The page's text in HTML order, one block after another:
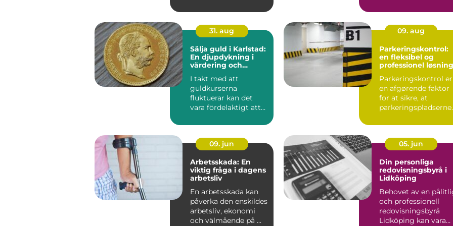
31. aug
Sälja guld i Karlstad:
En djupdykning i
värdering och
I takt med att
guldkurserna
fluktuerar kan det
vara fördelaktigt att
framf&oum...
09. aug
Parkeringskontrol:
en fleksibel og
professionel løsning
Parkeringskontrol er
en afgørende faktor
for at sikre, at
parkeringspladserne
09. jun
Arbetsskada: En
viktig fråga i dagens
arbetsliv
En arbetsskada kan
påverka den enskildes
arbetsliv, ekonomi
och välmående på ...
05. jun
Din personliga
redovisningsbyrå i
Lidköping
Behovet av en
och professionell
redovisningsbyrå
Lidköping kan vara